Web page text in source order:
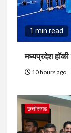
1 min read
मध्यप्रदेश
10 hours ago
छत्तीसगढ